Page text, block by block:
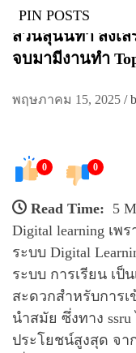
PIN POSTS
ลัยสิ่งอำนวยควา
สวนสุนันทา ส่งเ
จบมามีงานทำ
พฤษภาคม 15, 2025 /
0 0
Read Time: 5
Digital learning เพ
ระบบ Digital
ระบบ การเรียน เ
สะดวกสำหรับการ
นำสมัย ซึ่งทาง
ประโยชน์สูงสุด จา